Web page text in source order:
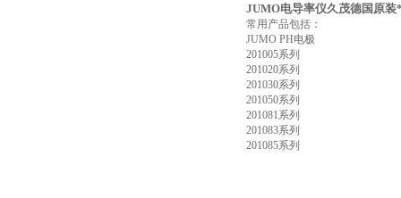
JUMO电导率仪久茂德国原装
常用产品包括：
JUMO PH电极
201005系列
201020系列
201030系列
201050系列
201081系列
201083系列
201085系列